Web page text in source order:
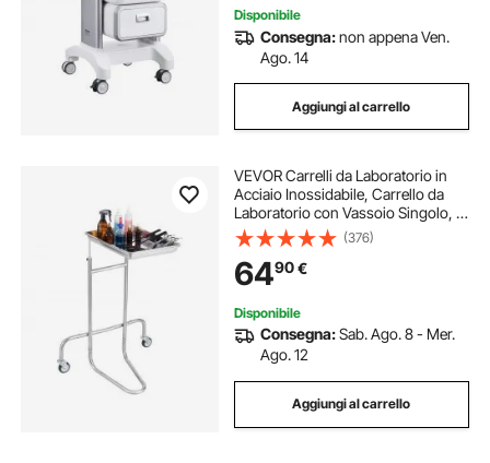
Disponibile
Consegna:non appena Ven.
Ago. 14
Aggiungi al carrello
VEVOR Carrelli da Laboratorio in
Acciaio Inossidabile, Carrello da
Laboratorio con Vassoio Singolo, 2
Ruote Silenziose, Carrello da
Laboratorio con Rotelle per
Laboratorio, Clinica, Ospedale,
Salone
(376)
6490€
Disponibile
Consegna:Sab. Ago. 8 - Mer.
Ago. 12
Aggiungi al carrello